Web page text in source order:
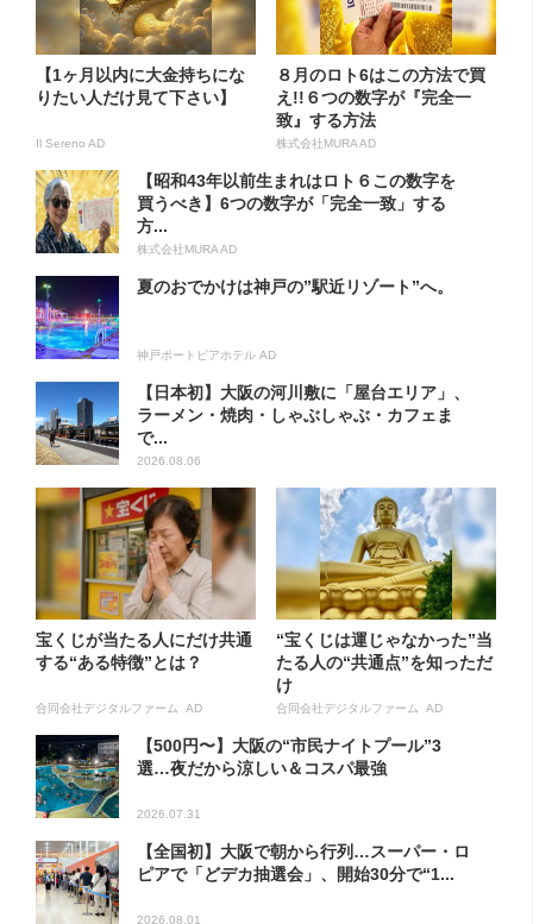
【1ヶ月以内に大金持ちにな
りたい人だけ見て下さい】
Il Sereno AD
８月のロト6はこの方法で買
え!!６つの数字が『完全一
致』する方法
株式会社MURA AD
【昭和43年以前生まれはロト６この数字を
買うべき】6つの数字が「完全一致」する
方...
株式会社MURA AD
夏のおでかけは神戸の”駅近リゾート”へ。
神戸ポートピアホテル AD
【日本初】大阪の河川敷に「屋台エリア」、
ラーメン・焼肉・しゃぶしゃぶ・カフェま
で...
2026.08.06
宝くじが当たる人にだけ共通
する“ある特徴”とは？
合同会社デジタルファーム AD
“宝くじは運じゃなかった”当
たる人の“共通点”を知っただ
け
合同会社デジタルファーム AD
【500円〜】大阪の“市民ナイトプール”3
選…夜だから涼しい＆コスパ最強
2026.07.31
【全国初】大阪で朝から行列…スーパー・ロ
ピアで「どデカ抽選会」、開始30分で“1...
2026.08.01